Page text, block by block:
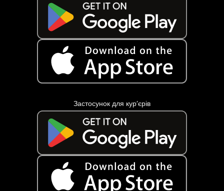
Застосунок для кур’єрів